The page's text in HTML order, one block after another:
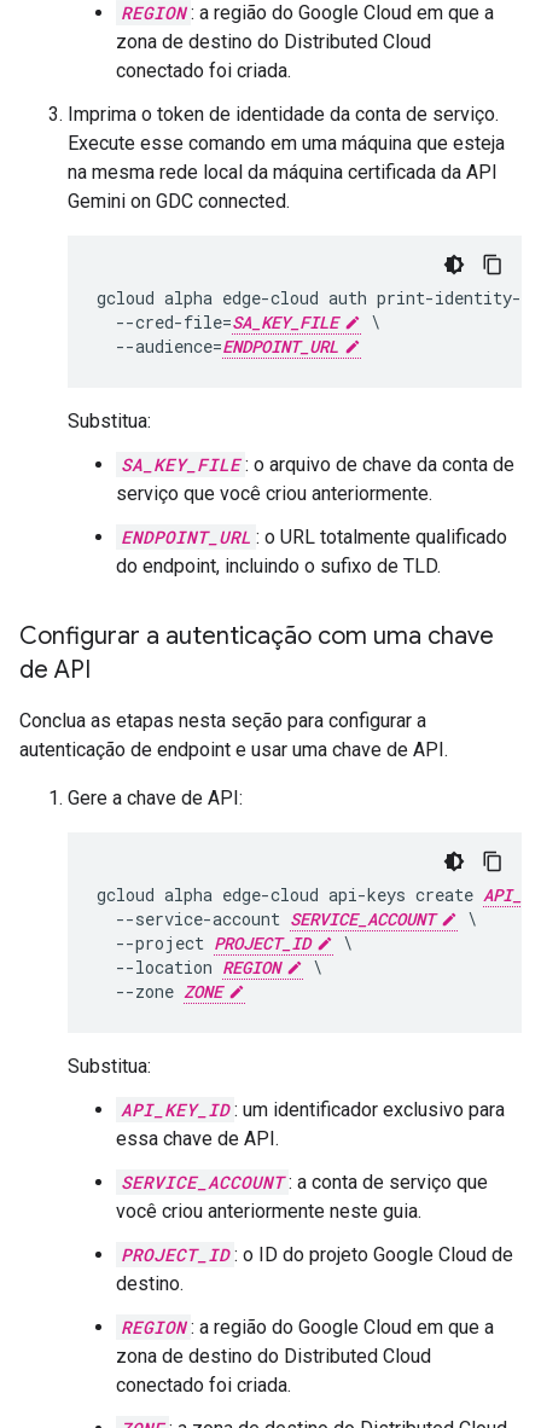
REGION : a região do Google Cloud em que a
zona de destino do Distributed Cloud
conectado foi criada.
Imprima o token de identidade da conta de serviço.
Execute esse comando em uma máquina que esteja
na mesma rede local da máquina certificada da API
Gemini on GDC connected.
gcloud alpha edge-cloud auth print-identity-
  --cred-file=
SA_KEY_FILE
\
  --audience=
ENDPOINT_URL
Substitua:
SA_KEY_FILE : o arquivo de chave da conta de
serviço que você criou anteriormente.
ENDPOINT_URL : o URL totalmente qualificado
do endpoint, incluindo o sufixo de TLD.
Configurar a autenticação com uma chave
de API
Conclua as etapas nesta seção para configurar a
autenticação de endpoint e usar uma chave de API.
Gere a chave de API:
gcloud alpha edge-cloud api-keys create
  --service-account
SERVICE_ACCOUNT
\
  --project
PROJECT_ID
\
  --location
REGION
\
  --zone
ZONE
Substitua:
API_KEY_ID : um identificador exclusivo para
essa chave de API.
SERVICE_ACCOUNT : a conta de serviço que
você criou anteriormente neste guia.
PROJECT_ID : o ID do projeto Google Cloud de
destino.
REGION : a região do Google Cloud em que a
zona de destino do Distributed Cloud
conectado foi criada.